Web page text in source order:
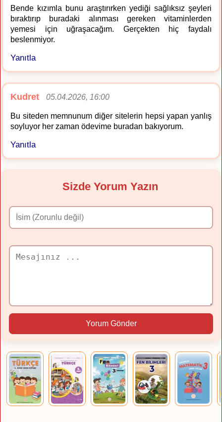
Bende kızımla bunu araştırırken yediği sağlıksız şeyleri
bıraktırıp buradaki alınması gereken vitaminlerden
yemesi için uğraşacağım. Gerçekten hiç faydalı
beslenmiyor.
Yanıtla
Kudret 05.04.2026, 16:00
Bu siteden memnunum diğer sitelerin hepsi yapan yanlış
soyluyor her zaman ödevime buradan bakıyorum.
Yanıtla
Sizde Yorum Yazın
Yorum Gönder